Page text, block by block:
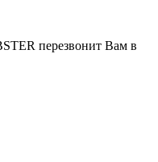
перезвонит Вам в